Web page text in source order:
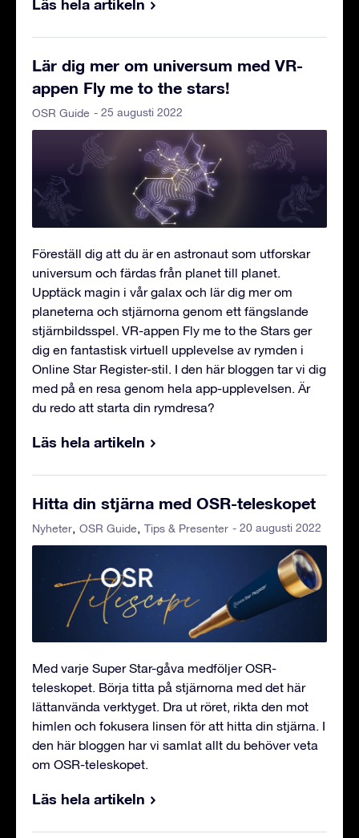
Läs hela artikeln
Lär dig mer om universum med VR-
appen Fly me to the stars!
OSR Guide - 25 augusti 2022
Föreställ dig att du är en astronaut som utforskar
universum och färdas från planet till planet.
Upptäck magin i vår galax och lär dig mer om
planeterna och stjärnorna genom ett fängslande
stjärnbildsspel. VR-appen Fly me to the Stars ger
dig en fantastisk virtuell upplevelse av rymden i
Online Star Register-stil. I den här bloggen tar vi dig
med på en resa genom hela app-upplevelsen. Är
du redo att starta din rymdresa?
Läs hela artikeln
Hitta din stjärna med OSR-teleskopet
Nyheter OSR Guide Tips & Presenter - 20 augusti 2022
Med varje Super Star-gåva medföljer OSR-
teleskopet. Börja titta på stjärnorna med det här
lättanvända verktyget. Dra ut röret, rikta den mot
himlen och fokusera linsen för att hitta din stjärna. I
den här bloggen har vi samlat allt du behöver veta
om OSR-teleskopet.
Läs hela artikeln